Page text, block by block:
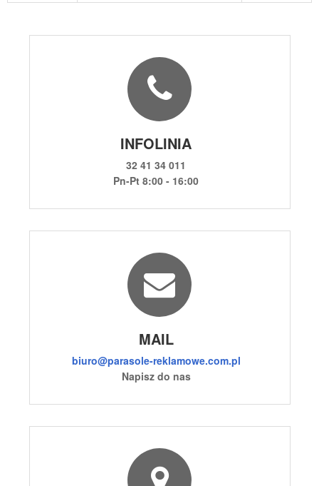
INFOLINIA
32 41 34 011
Pn-Pt 8:00 - 16:00
MAIL
biuro@parasole-reklamowe.com.pl
Napisz do nas